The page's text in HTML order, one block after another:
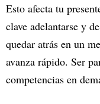
Esto afecta tu
clave adelantarse y
quedar atrás en un
avanza rápido. Ser
competencias en